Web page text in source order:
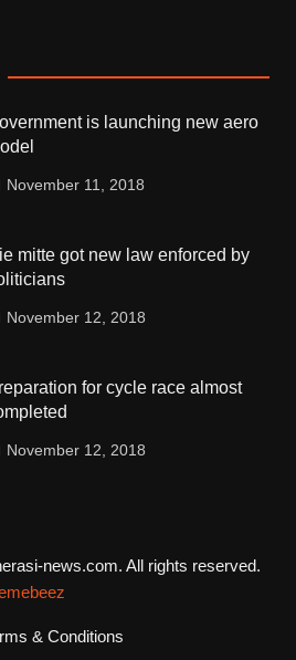
is launching new aero
November 11, 2018
mitte got new law enforced by
November 12, 2018
for cycle race almost
November 12, 2018
news.com. All rights reserved.
& Conditions